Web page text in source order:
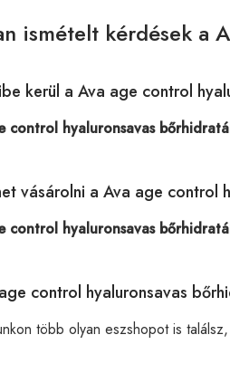
ismételt kérdések a
kerül a Ava age control
control hyaluronsavas
vásárolni a Ava age
control hyaluronsavas
age control hyaluronsavas
több olyan eszshopot is